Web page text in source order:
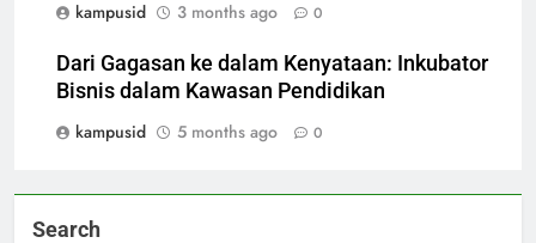
kampusid
3 months ago 0
Dari Gagasan ke dalam Kenyataan: Inkubator
Bisnis dalam Kawasan Pendidikan
kampusid
5 months ago 0
Search